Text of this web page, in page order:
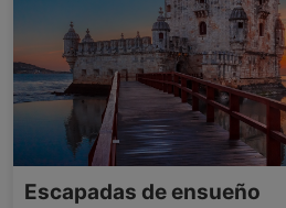
Escapadas de ensueño